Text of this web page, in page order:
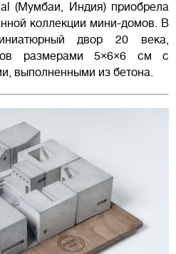
(Мумбаи, Индия) приобрела
коллекции мини-домов. В
двор 20 века,
размерами 5×6×6 см с
выполненными из бетона.